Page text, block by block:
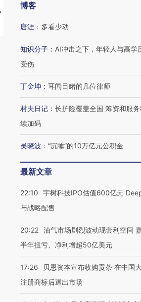
【推广】走进第四届链博
会，让数智科技“链”接产
博客
唐涯 ： 多看少动
知识分子 ： AI冲击之下，年轻人与高学
受伤
丁金坤 ： 耳闻目睹的几位律师
村夫日记 ： 长护险覆盖全国 筹资和服
续加码
吴晓波 ： “沉睡”的10万亿元公积金
最新文章
22:10
宇树科技IPO估值600亿元
与战略配售
20:22 油气市场剧烈波动现套利空间
半年扭亏、净利增超50亿美元
17:26
贝恩资本宣布收购贡茶 在中国
注册商标后退出市场